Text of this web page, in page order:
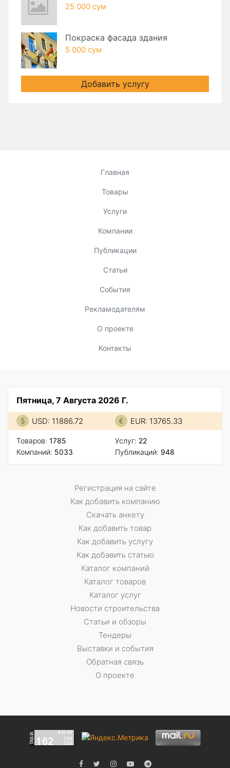
25 000 сум
Покраска фасада здания
5 000 сум
Добавить услугу
Главная
Товары
Услуги
Компании
Публикации
Статьи
События
Рекламодателям
О проекте
Контакты
Пятница, 7 Августа 2026 Г.
USD: 11886.72 EUR: 13765.33
Товаров: 1785
Компаний: 5033
Услуг: 22
Публикаций: 948
Регистрация на сайте
Как добавить компанию
Скачать анкету
Как добавить товар
Как добавить услугу
Как добавить статью
Каталог компаний
Каталог товаров
Каталог услуг
Новости строительства
Статьи и обзоры
Тендеры
Выставки и события
Обратная связь
О проекте